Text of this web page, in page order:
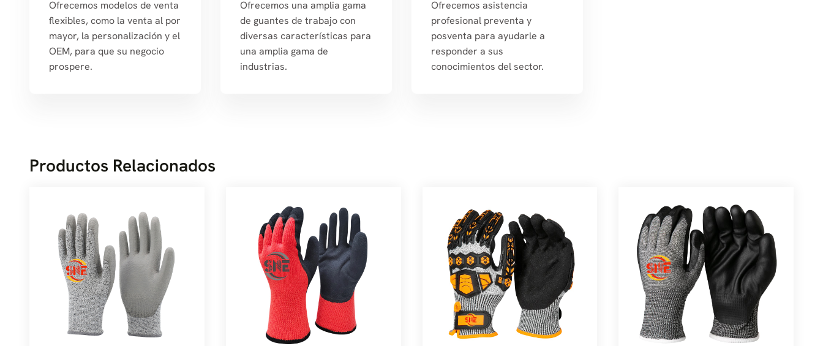
Ofrecemos modelos de venta
flexibles, como la venta al por
mayor, la personalización y el
OEM, para que su negocio
prospere.
Ofrecemos una amplia gama
de guantes de trabajo con
diversas características para
una amplia gama de
industrias.
Ofrecemos asistencia
profesional preventa y
posventa para ayudarle a
responder a sus
conocimientos del sector.
Productos Relacionados